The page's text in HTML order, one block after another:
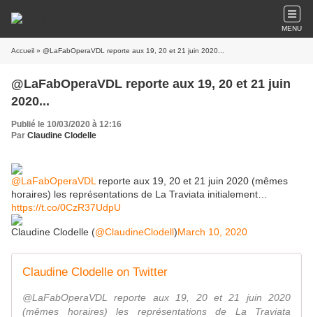
MENU
Accueil » @LaFabOperaVDL reporte aux 19, 20 et 21 juin 2020...
@LaFabOperaVDL reporte aux 19, 20 et 21 juin
2020...
Publié le 10/03/2020 à 12:16
Par Claudine Clodelle
@LaFabOperaVDL reporte aux 19, 20 et 21 juin 2020 (mêmes
horaires) les représentations de La Traviata initialement…
https://t.co/0CzR37UdpU
Claudine Clodelle (@ClaudineClodell)March 10, 2020
Claudine Clodelle on Twitter
@LaFabOperaVDL reporte aux 19, 20 et 21 juin 2020
(mêmes horaires) les représentations de La Traviata